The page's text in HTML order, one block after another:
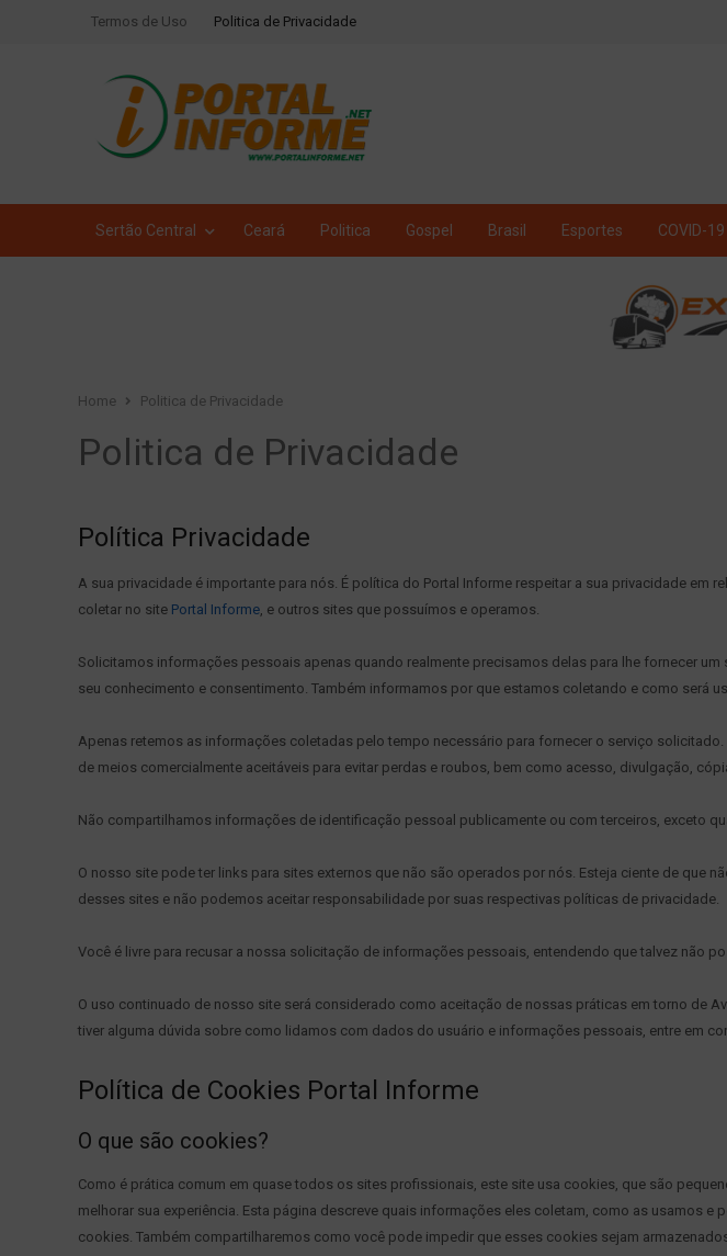
Termos de Uso Politica de Privacidade
Sertão Central Ceará Politica Gospel Brasil Esportes COVID-19
Home Politica de Privacidade
Politica de Privacidade
Política Privacidade
A sua privacidade é importante para nós. É política do Portal Informe respeitar a sua privacidade em
coletar no site Portal Informe, e outros sites que possuímos e operamos.
Solicitamos informações pessoais apenas quando realmente precisamos delas para lhe fornecer
seu conhecimento e consentimento. Também informamos por que estamos coletando e como será
Apenas retemos as informações coletadas pelo tempo necessário para fornecer o serviço
de meios comercialmente aceitáveis ​​para evitar perdas e roubos, bem como acesso, divulgação,
Não compartilhamos informações de identificação pessoal publicamente ou com terceiros, exceto
O nosso site pode ter links para sites externos que não são operados por nós. Esteja ciente de que
desses sites e não podemos aceitar responsabilidade por suas respectivas políticas de privacidade.
Você é livre para recusar a nossa solicitação de informações pessoais, entendendo que talvez não
O uso continuado de nosso site será considerado como aceitação de nossas práticas em torno de
tiver alguma dúvida sobre como lidamos com dados do usuário e informações pessoais, entre em
Política de Cookies Portal Informe
O que são cookies?
Como é prática comum em quase todos os sites profissionais, este site usa cookies, que são
melhorar sua experiência. Esta página descreve quais informações eles coletam, como as usamos e
cookies. Também compartilharemos como você pode impedir que esses cookies sejam